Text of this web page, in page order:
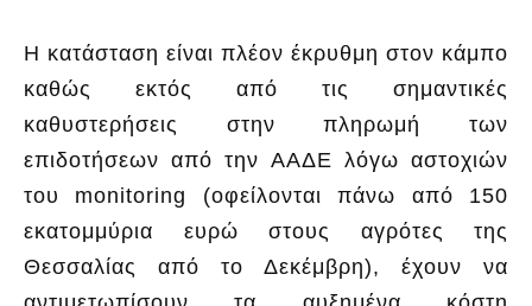
Η κατάσταση είναι πλέον έκρυθμη στον κάμπο
καθώς εκτός από τις σημαντικές
καθυστερήσεις στην πληρωμή των
επιδοτήσεων από την ΑΑΔΕ λόγω αστοχιών
του monitoring (οφείλονται πάνω από 150
εκατομμύρια ευρώ στους αγρότες της
Θεσσαλίας από το Δεκέμβρη), έχουν να